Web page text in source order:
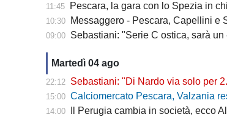
11:45 Pescara, la gara con lo Spezia in
10:30 Messaggero - Pescara, Capellini e
09:00 Sebastiani: "Serie C ostica, sarà
Martedì 04 ago
22:12 Sebastiani: "Di Nardo via solo per 2.5/3
15:00 Calciomercato Pescara, Valzania resta un
14:00 Il Perugia cambia in società, ecco Alessandro Gaucci: